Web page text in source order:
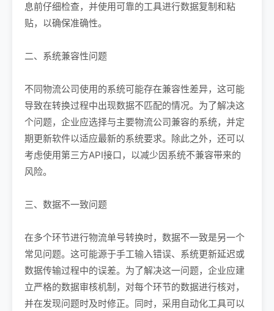
息前仔细检查，并使用可靠的工具进行数据复制和粘
贴，以确保准确性。
二、系统兼容性问题
不同物流公司使用的系统可能存在兼容性差异，这可能
导致在转换过程中出现数据不匹配的情况。为了解决这
个问题，企业应选择与主要物流公司兼容的系统，并定
期更新软件以适应最新的系统要求。除此之外，还可以
考虑使用第三方API接口，以减少因系统不兼容带来的
风险。
三、数据不一致问题
在多个环节进行物流单号转换时，数据不一致是另一个
常见问题。这可能源于手工输入错误、系统更新延迟或
数据传输过程中的误差。为了解决这一问题，企业应建
立严格的数据审核机制，对每个环节的数据进行核对，
并在发现问题时及时修正。同时，采用自动化工具可以